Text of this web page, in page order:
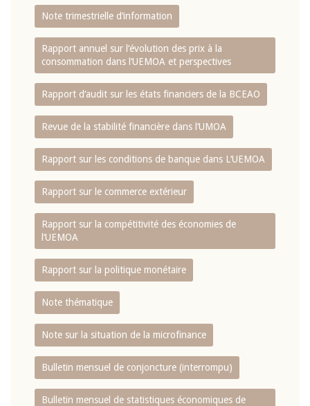
Note trimestrielle d‘information
Rapport annuel sur l‘évolution des prix à la
consommation dans l‘UEMOA et perspectives
Rapport d‘audit sur les états financiers de la BCEAO
Revue de la stabilité financière dans l‘UMOA
Rapport sur les conditions de banque dans L‘UEMOA
Rapport sur le commerce extérieur
Rapport sur la compétitivité des économies de
l‘UEMOA
Rapport sur la politique monétaire
Note thématique
Note sur la situation de la microfinance
Bulletin mensuel de conjoncture (interrompu)
Bulletin mensuel de statistiques économiques de